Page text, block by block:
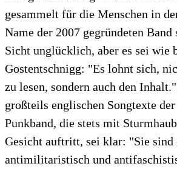
gesammelt für die Menschen in
Name der 2007 gegründeten Band
Sicht unglücklich, aber es sei wie
Gostentschnigg: "Es lohnt sich,
zu lesen, sondern auch den
großteils englischen Songtexte
Punkband, die stets mit
Gesicht auftritt, sei klar: "Sie sind
antimilitaristisch und